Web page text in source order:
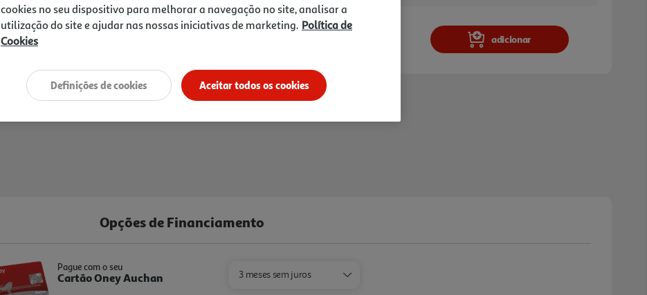
adicionar
Opções de Financiamento
Pague com o seu
Cartão Oney Auchan 3 meses sem juros
cookies no seu dispositivo para melhorar a navegação no site, analisar a
utilização do site e ajudar nas nossas iniciativas de marketing. Política de
Cookies
Aceitar todos os cookies
Definições de cookies